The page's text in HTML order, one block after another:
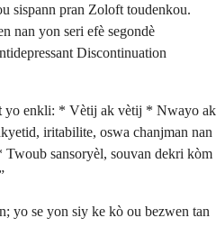
sispann pran Zoloft toudenkou.
nan yon seri efè segondè
Discontinuation
yo enkli: * Vètij ak vètij * Nwayo ak
iritabilite, oswa chanjman nan
sansoryèl, souvan dekri kòm
yo se yon siy ke kò ou bezwen tan